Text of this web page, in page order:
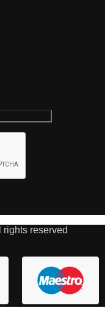
reserved